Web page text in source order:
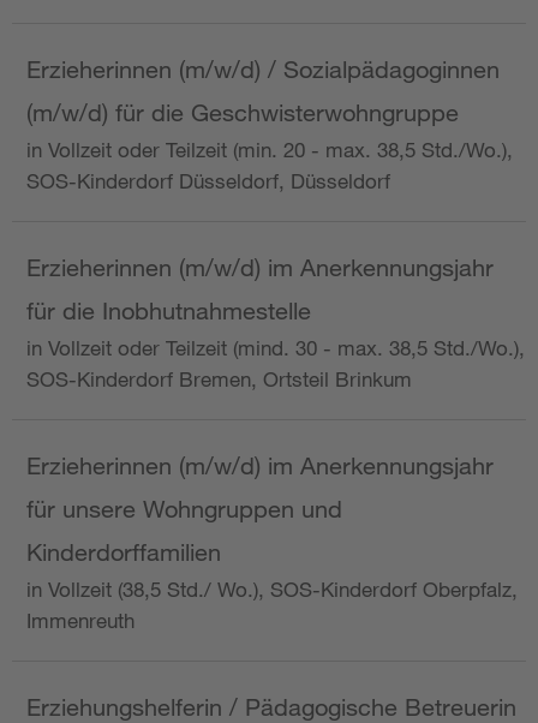
Erzieherinnen (m/w/d) / Sozialpädagoginnen
(m/w/d) für die Geschwisterwohngruppe
in Vollzeit oder Teilzeit (min. 20 - max. 38,5 Std./Wo.),
SOS-Kinderdorf Düsseldorf, Düsseldorf
Erzieherinnen (m/w/d) im Anerkennungsjahr
für die Inobhutnahmestelle
in Vollzeit oder Teilzeit (mind. 30 - max. 38,5 Std./Wo.),
SOS-Kinderdorf Bremen, Ortsteil Brinkum
Erzieherinnen (m/w/d) im Anerkennungsjahr
für unsere Wohngruppen und
Kinderdorffamilien
in Vollzeit (38,5 Std./ Wo.), SOS-Kinderdorf Oberpfalz,
Immenreuth
Erziehungshelferin / Pädagogische Betreuerin